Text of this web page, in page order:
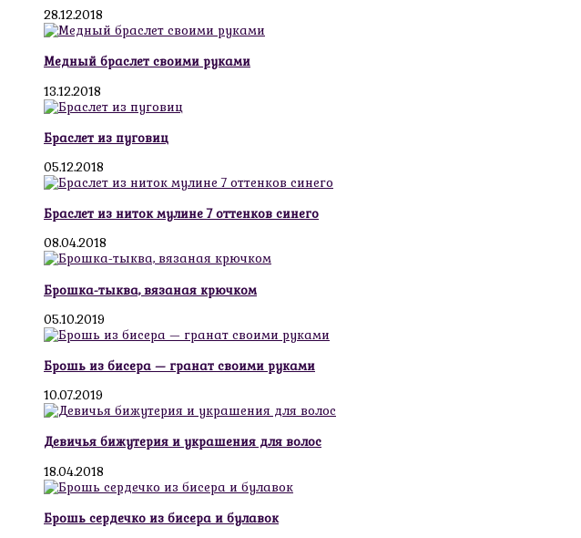
28.12.2018
Медный браслет своими руками
13.12.2018
Браслет из пуговиц
05.12.2018
Браслет из ниток мулине 7 оттенков синего
08.04.2018
Брошка-тыква, вязаная крючком
05.10.2019
Брошь из бисера — гранат своими руками
10.07.2019
Девичья бижутерия и украшения для волос
18.04.2018
Брошь сердечко из бисера и булавок